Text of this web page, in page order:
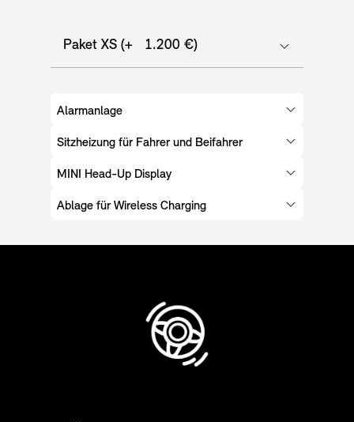
Paket XS (+ 1.200 €)
Alarmanlage
Sitzheizung für Fahrer und Beifahrer
MINI Head-Up Display
Ablage für Wireless Charging